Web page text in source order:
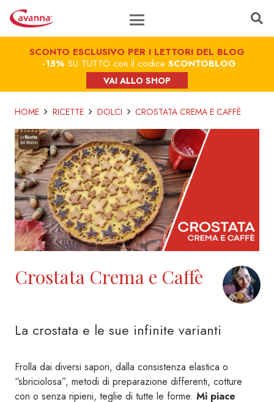
SCONTO ESCLUSIVO PER I LETTORI DEL BLOG
-15% SU TUTTO con il codice SCONTOBLOG
VAI ALLO SHOP
HOME RICETTE DOLCI CROSTATA CREMA E CAFFÈ
Crostata Crema e Caffè
La crostata e le sue infinite varianti
Frolla dai diversi sapori, dalla consistenza elastica o
“sbriciolosa”, metodi di preparazione differenti, cotture
con o senza ripieni, teglie di tutte le forme. Mi piace